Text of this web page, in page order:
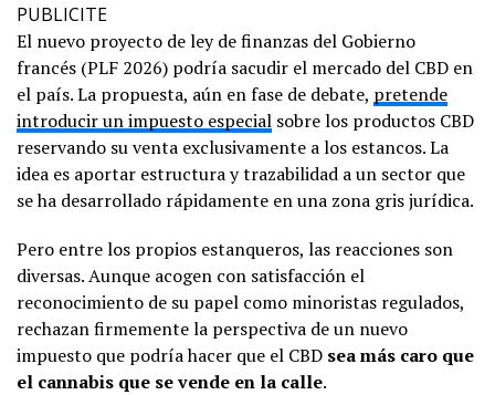
PUBLICITE
El nuevo proyecto de ley de finanzas del Gobierno
francés (PLF 2026) podría sacudir el mercado del CBD en
el país. La propuesta, aún en fase de debate, pretende
introducir un impuesto especial sobre los productos CBD
reservando su venta exclusivamente a los estancos. La
idea es aportar estructura y trazabilidad a un sector que
se ha desarrollado rápidamente en una zona gris jurídica.
Pero entre los propios estanqueros, las reacciones son
diversas. Aunque acogen con satisfacción el
reconocimiento de su papel como minoristas regulados,
rechazan firmemente la perspectiva de un nuevo
impuesto que podría hacer que el CBD sea más caro que
el cannabis que se vende en la calle.